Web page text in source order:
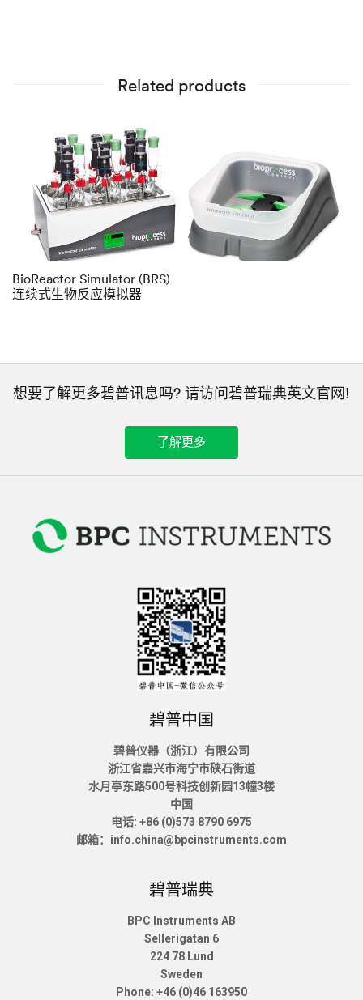
Related products
BioReactor Simulator (BRS)
连续式生物反应模拟器
想要了解更多碧普讯息吗? 请访问碧普瑞典英文官网!
了解更多
碧普中国
碧普仪器（浙江）有限公司
浙江省嘉兴市海宁市硖石街道
水月亭东路500号科技创新园13幢3楼
中国
电话: +86 (0)573 8790 6975
邮箱：info.china@bpcinstruments.com
碧普瑞典
BPC Instruments AB
Sellerigatan 6
224 78 Lund
Sweden
Phone: +46 (0)46 163950